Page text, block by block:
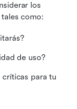
los
como:
de uso?
críticas para tu